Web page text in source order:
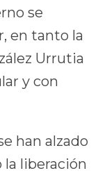
se
en tanto la
Urrutia
y con
han alzado
liberación